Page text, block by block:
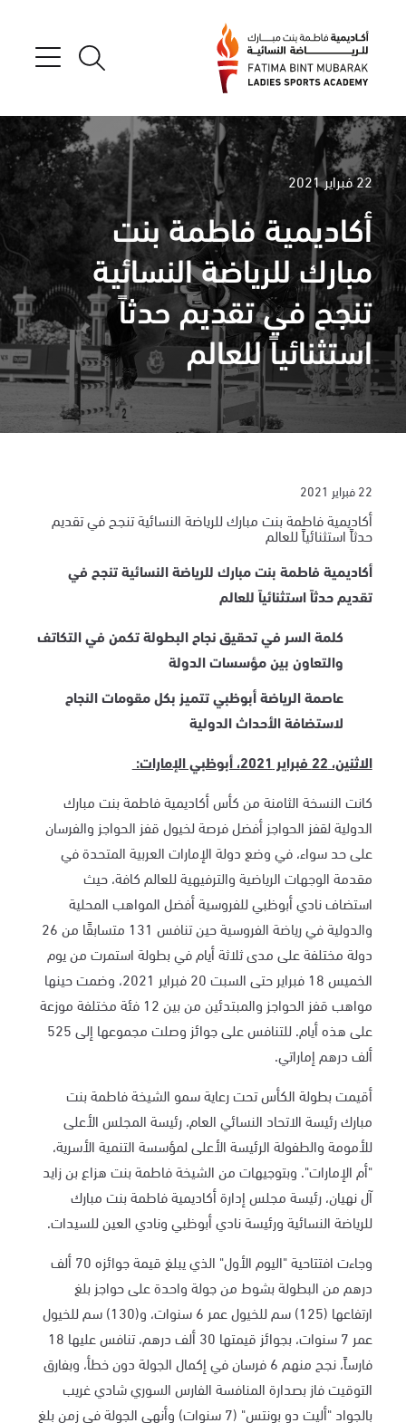
22 فبراير 2021
أكاديمية فاطمة بنت
مبارك للرياضة النسائية
تنجح في تقديم حدثاً
استثنائياً للعالم
22 فبراير 2021
أكاديمية فاطمة بنت مبارك للرياضة النسائية تنجح في تقديم
حدثاً استثنائياً للعالم
أكاديمية فاطمة بنت مبارك للرياضة النسائية تنجحفي
تقديم حدثاً استثنائياً للعالم
كلمة السر في تحقيق نجاح البطولة تكمن في التكاتف
والتعاون بين مؤسسات الدولة
عاصمة الرياضة أبوظبي تتميز بكل مقومات النجاح
لاستضافة الأحداث الدولية
الاثنين، 22 فبراير 2021، أبوظبي الإمارات:
كانت النسخة الثامنة من كأس أكاديمية فاطمة بنت مبارك
الدولية لقفز الحواجز أفضل فرصة لخيول قفز الحواجز والفرسان
على حد سواء، في وضع دولة الإمارات العربية المتحدة في
مقدمة الوجهات الرياضية والترفيهية للعالم كافة، حيث
استضاف نادي أبوظبي للفروسية أفضل المواهب المحلية
والدولية في رياضة الفروسية حين تنافس 131 متسابقًا من 26
دولة مختلفة على مدى ثلاثة أيام في بطولة استمرت من يوم
الخميس 18 فبراير حتى السبت 20 فبراير 2021، وضمت حينها
مواهب قفز الحواجز والمبتدئين من بين 12 فئة مختلفة موزعة
على هذه أيام.
للتنافس على جوائز وصلت مجموعها إلى 525
ألف درهم إماراتي.
أقيمت بطولة الكأس تحت رعاية سمو الشيخة فاطمة بنت
مبارك رئيسة الاتحاد النسائي العام، رئيسة المجلس الأعلى
للأمومة والطفولة الرئيسة الأعلى لمؤسسة التنمية الأسرية،
"أم الإمارات". وبتوجيهات من الشيخة فاطمة بنت هزاع بن زايد
آل نهيان، رئيسة مجلس إدارة أكاديمية فاطمة بنت مبارك
للرياضة النسائية ورئيسة نادي أبوظبي ونادي العين للسيدات.
وجاءت افتتاحية "اليوم الأول" الذي يبلغ قيمة جوائزه 70 ألف
درهم من البطولة بشوط من جولة واحدة على حواجز بلغ
ارتفاعها (125) سم للخيول عمر 6 سنوات، و(130) سم للخيول
عمر 7 سنوات، بجوائز قيمتها 30 ألف درهم، تنافس عليها 18
فارساً، نجح منهم 6 فرسان في إكمال الجولة دون خطأ، وبفارق
التوقيت فاز بصدارة المنافسة الفارس السوري شادي غريب
بالجواد "أليت دو بونتس" (7 سنوات) وأنهى الجولة في زمن بلغ